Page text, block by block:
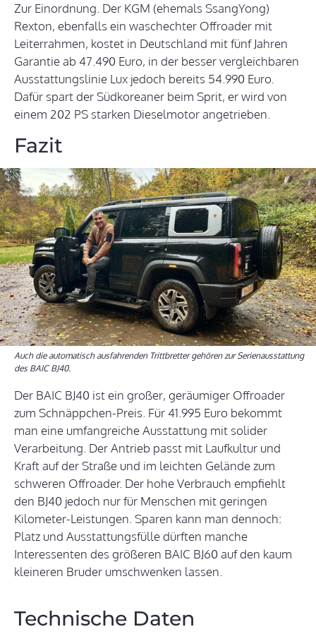
Zur Einordnung. Der KGM (ehemals SsangYong)
Rexton, ebenfalls ein waschechter Offroader mit
Leiterrahmen, kostet in Deutschland mit fünf Jahren
Garantie ab 47.490 Euro, in der besser vergleichbaren
Ausstattungslinie Lux jedoch bereits 54.990 Euro.
Dafür spart der Südkoreaner beim Sprit, er wird von
einem 202 PS starken Dieselmotor angetrieben.
Fazit
Auch die automatisch ausfahrenden Trittbretter gehören zur Serienausstattung
des BAIC BJ40.
Der BAIC BJ40 ist ein großer, geräumiger Offroader
zum Schnäppchen-Preis. Für 41.995 Euro bekommt
man eine umfangreiche Ausstattung mit solider
Verarbeitung. Der Antrieb passt mit Laufkultur und
Kraft auf der Straße und im leichten Gelände zum
schweren Offroader. Der hohe Verbrauch empfiehlt
den BJ40 jedoch nur für Menschen mit geringen
Kilometer-Leistungen. Sparen kann man dennoch:
Platz und Ausstattungsfülle dürften manche
Interessenten des größeren BAIC BJ60 auf den kaum
kleineren Bruder umschwenken lassen.
Technische Daten